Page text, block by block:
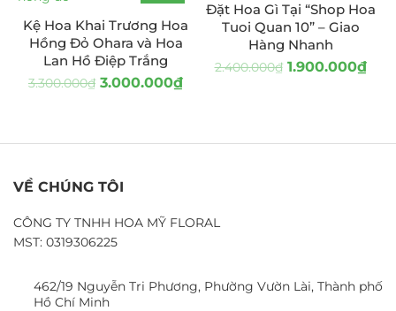
HOT
Kệ Hoa Khai Trương Hoa
Hồng Đỏ Ohara và Hoa
Lan Hồ Điệp Trắng
3.300.000₫ 3.000.000₫
Đặt Hoa Gì Tại “Shop Hoa
Tuoi Quan 10” – Giao
Hàng Nhanh
2.400.000₫ 1.900.000₫
VỀ CHÚNG TÔI
CÔNG TY TNHH HOA MỸ FLORAL
MST: 0319306225
462/19 Nguyễn Tri Phương, Phường Vườn Lài, Thành phố
Hồ Chí Minh